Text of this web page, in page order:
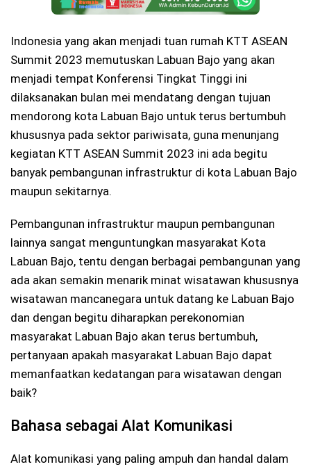
Indonesia yang akan menjadi tuan rumah KTT ASEAN
Summit 2023 memutuskan Labuan Bajo yang akan
menjadi tempat Konferensi Tingkat Tinggi ini
dilaksanakan bulan mei mendatang dengan tujuan
mendorong kota Labuan Bajo untuk terus bertumbuh
khususnya pada sektor pariwisata, guna menunjang
kegiatan KTT ASEAN Summit 2023 ini ada begitu
banyak pembangunan infrastruktur di kota Labuan Bajo
maupun sekitarnya.
Pembangunan infrastruktur maupun pembangunan
lainnya sangat menguntungkan masyarakat Kota
Labuan Bajo, tentu dengan berbagai pembangunan yang
ada akan semakin menarik minat wisatawan khususnya
wisatawan mancanegara untuk datang ke Labuan Bajo
dan dengan begitu diharapkan perekonomian
masyarakat Labuan Bajo akan terus bertumbuh,
pertanyaan apakah masyarakat Labuan Bajo dapat
memanfaatkan kedatangan para wisatawan dengan
baik?
Bahasa sebagai Alat Komunikasi
Alat komunikasi yang paling ampuh dan handal dalam